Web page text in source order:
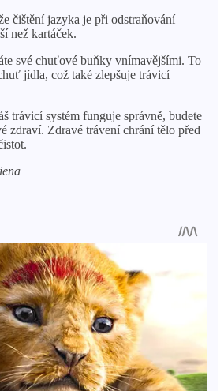
čištění jazyka je při odstraňování
než kartáček.
své chuťové buňky vnímavějšími. To
jídla, což také zlepšuje trávicí
trávicí systém funguje správně, budete
zdraví. Zdravé trávení chrání tělo před